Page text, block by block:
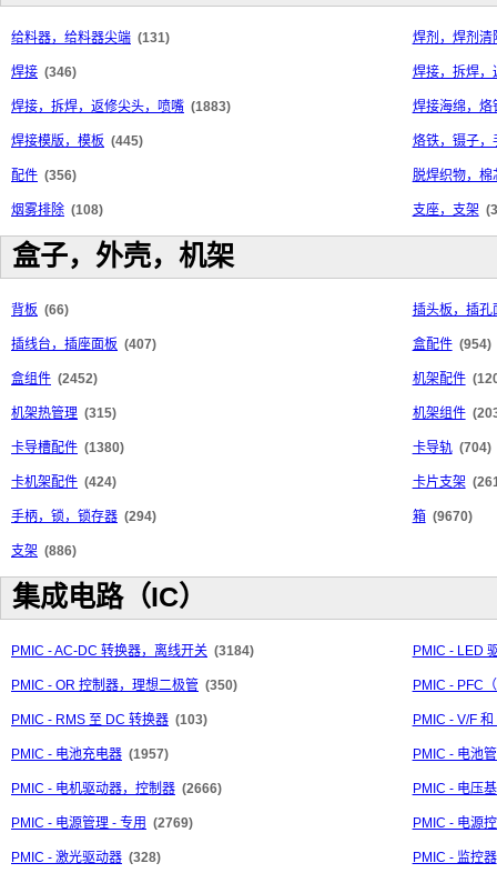
给料器，给料器尖端 (131) 焊剂，焊剂清
焊接 (346) 焊接，拆焊，
焊接，拆焊，返修尖头，喷嘴 (1883) 焊接海绵，烙
焊接模版，模板 (445) 烙铁，镊子，
配件 (356) 脱焊织物，棉
烟雾排除 (108) 支座，支架
盒子，外壳，机架
背板 (66) 插头板，插孔
插线台，插座面板 (407) 盒配件 (954)
盒组件 (2452) 机架配件
机架热管理 (315) 机架组件
卡导槽配件 (1380) 卡导轨 (704)
卡机架配件 (424) 卡片支架
手柄，锁，锁存器 (294) 箱 (9670)
支架 (886)
集成电路（IC）
PMIC - AC-DC 转换器，离线开关 (3184) PMIC - LED
PMIC - OR 控制器，理想二极管 (350) PMIC - PFC
PMIC - RMS 至 DC 转换器 (103) PMIC - V/F
PMIC - 电池充电器 (1957) PMIC - 电池
PMIC - 电机驱动器，控制器 (2666) PMIC - 电压
PMIC - 电源管理 - 专用 (2769) PMIC - 电源
PMIC - 激光驱动器 (328) PMIC - 监控器